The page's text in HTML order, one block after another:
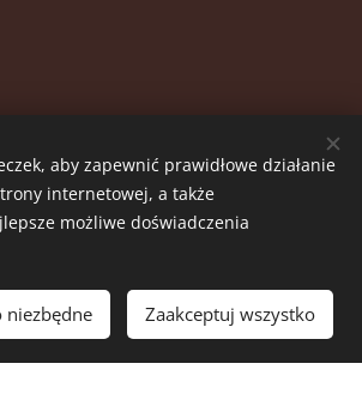
Studio FizjoPilates
za pomocą usługi
Webnode Ciasteczka
aby zapewnić prawidłowe działanie
internetowej, a także
możliwe doświadczenia
niezbędne Zaakceptuj wszystko